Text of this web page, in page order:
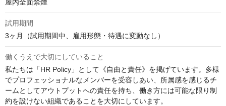
屋内全面禁煙
試用期間
3ヶ月（試用期間中、雇用形態・待遇に変動なし）
働くうえで大切にしていること
私たちは「HR Policy」として《自由と責任》を掲げています。多様
でプロフェッショナルなメンバーを受容しあい、所属感を感じるチ
ームとしてアウトプットへの責任を持ち、働き方には可能な限り制
約を設けない組織であることを大切にしています。